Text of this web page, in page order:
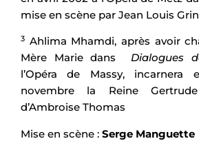
mise en scène par Jean Louis
3 Ahlima Mhamdi, après avoir
Mère Marie dans Dialogues
l’Opéra de Massy,
novembre la Reine
d’Ambroise Thomas
Mise en scène : Serge Manguette